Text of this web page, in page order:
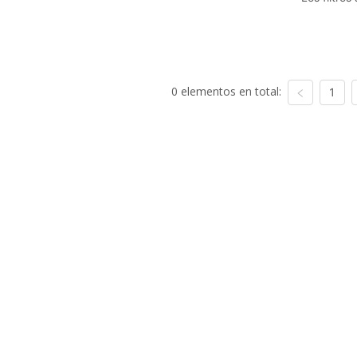
0 elementos en total: 1